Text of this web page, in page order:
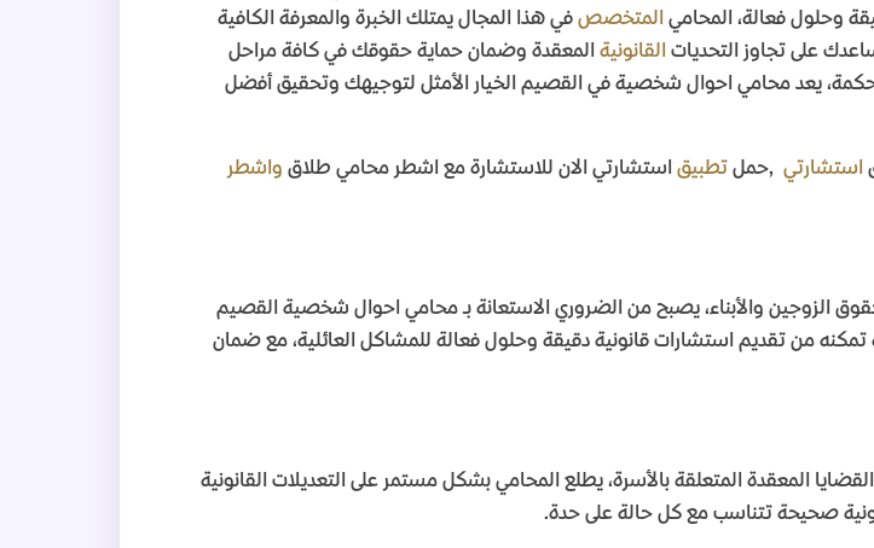
وحلول فعالة، المحامي المتخصص في هذا المجال يمتلك الخبرة والمعرفة الكافية
على تجاوز التحديات القانونية المعقدة وضمان حماية حقوقك في كافة مراحل
يعد محامي احوال شخصية في القصيم الخيار الأمثل لتوجيهك وتحقيق أفضل
استشارتي ,حمل تطبيق استشارتي الان للاستشارة مع اشطر محامي طلاق واشطر
الزوجين والأبناء، يصبح من الضروري الاستعانة بـ محامي احوال شخصية القصيم
من تقديم استشارات قانونية دقيقة وحلول فعالة للمشاكل العائلية، مع ضمان
المعقدة المتعلقة بالأسرة، يطلع المحامي بشكل مستمر على التعديلات القانونية
صحيحة تتناسب مع كل حالة على حدة.